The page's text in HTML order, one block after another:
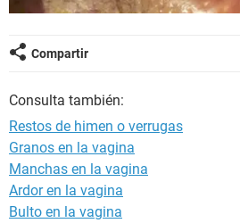
Compartir
Consulta también:
Restos de himen o verrugas
Granos en la vagina
Manchas en la vagina
Ardor en la vagina
Bulto en la vagina